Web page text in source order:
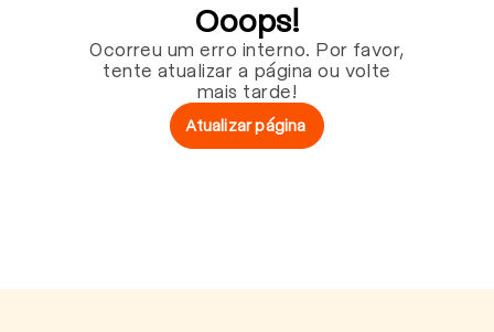
Ooops!
Ocorreu um erro interno. Por favor,
tente atualizar a página ou volte
mais tarde!
Atualizar página